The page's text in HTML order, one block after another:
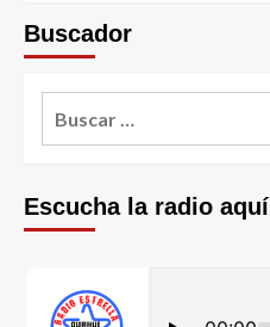
Buscador
Escucha la radio aquí